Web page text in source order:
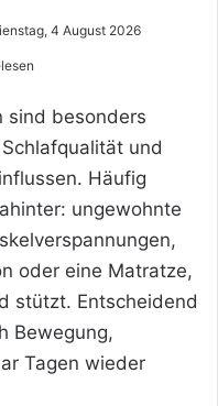
4 August 2026
sind besonders
und
Häufig
ungewohnte
oder eine Matratze,
stützt. Entscheidend
Bewegung,
Tagen wieder